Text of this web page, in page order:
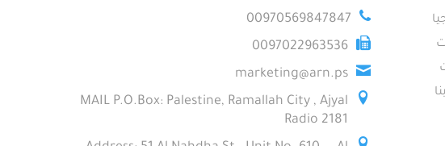
00970569847847
0097022963536
marketing@arn.ps
MAIL P.O.Box: Palestine, Ramallah City , Ajyal
Radio 2181